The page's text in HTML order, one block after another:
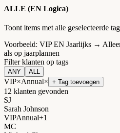
ALLE (EN Logica)
Toont items met alle geselecteerde
Voorbeeld: VIP EN Jaarlijks →
als op jaarplannen
Filter klanten op tags
ANY ALL
VIP×Annual× + Tag toevoegen
12 klanten gevonden
SJ
Sarah Johnson
VIPAnnual+1
MC